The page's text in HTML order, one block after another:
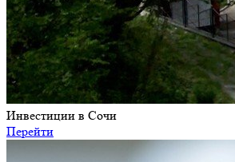
Инвестиции в Сочи
Перейти